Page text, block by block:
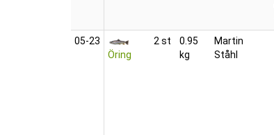
05‑23
Öring
2 st
0.95
kg
Martin
Ståhl